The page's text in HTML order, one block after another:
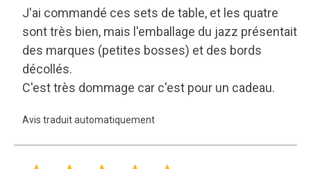
J'ai commandé ces sets de table, et les quatre
sont très bien, mais l'emballage du jazz présentait
des marques (petites bosses) et des bords
décollés.
C'est très dommage car c'est pour un cadeau.
Avis traduit automatiquement